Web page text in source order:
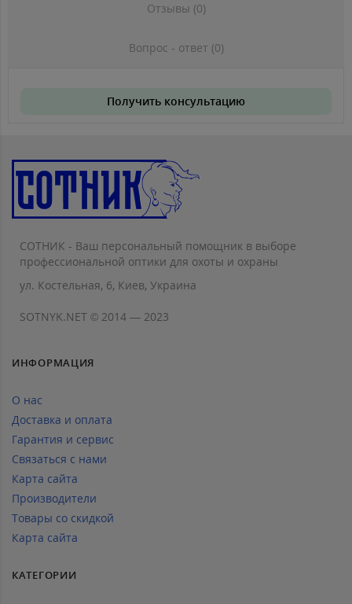
Отзывы (0)
Вопрос - ответ (0)
Получить консультацию
СОТНИК - Ваш персональный помощник в выборе
профессиональной оптики для охоты и охраны
ул. Костельная, 6, Киев, Украина
SOTNYK.NET © 2014 — 2023
ИНФОРМАЦИЯ
О нас
Доставка и оплата
Гарантия и сервис
Связаться с нами
Карта сайта
Производители
Товары со скидкой
Карта сайта
КАТЕГОРИИ